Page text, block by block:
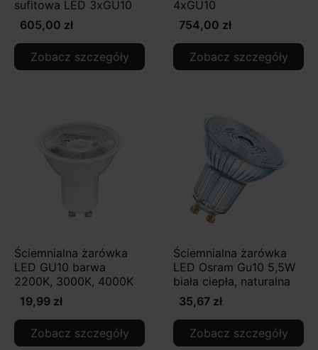
sufitowa LED 3xGU10
605,00 zł
Zobacz szczegóły
4xGU10
754,00 zł
Zobacz szczegóły
Ściemnialna żarówka
LED GU10 barwa
2200K, 3000K, 4000K
19,99 zł
Zobacz szczegóły
Ściemnialna żarówka
LED Osram Gu10 5,5W
biała ciepła, naturalna
35,67 zł
Zobacz szczegóły